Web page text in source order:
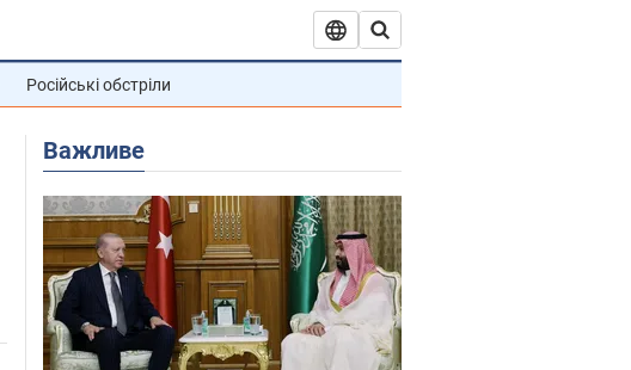
Російські обстріли
Важливе